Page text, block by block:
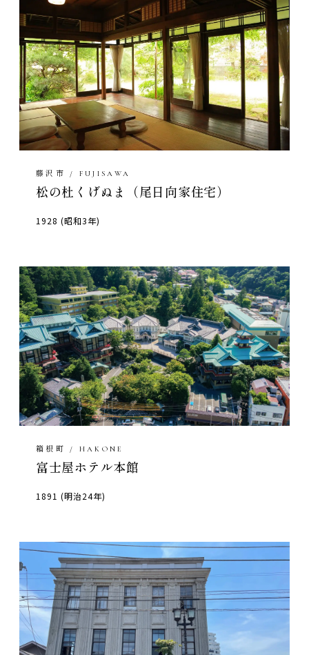
藤沢市 / FUJISAWA
松の杜くげぬま（尾日向家住宅）
1928 (昭和3年)
箱根町 / HAKONE
富士屋ホテル本館
1891 (明治24年)